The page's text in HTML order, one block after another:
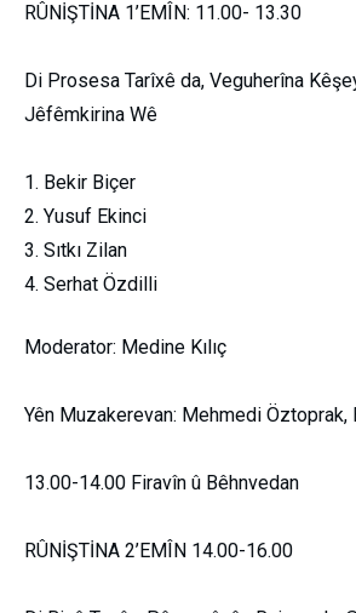
RÛNİŞTİNA 1’EMÎN: 11.00- 13.30
Di Prosesa Tarîxê da, Veguherîna
Jêfêmkirina Wê
Bekir Biçer
Yusuf Ekinci
Sıtkı Zilan
Serhat Özdilli
Moderator: Medine Kılıç
Yên Muzakerevan: Mehmedi Öztoprak,
13.00-14.00 Firavîn û Bêhnvedan
RÛNİŞTİNA 2’EMÎN 14.00-16.00